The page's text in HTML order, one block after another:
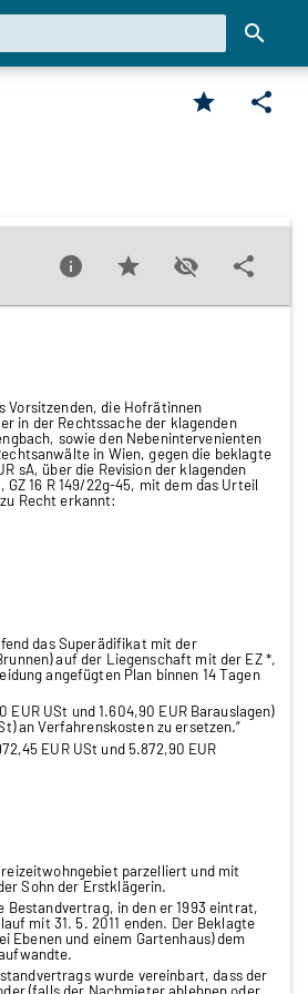
search
star share
info star visibility_off share
Vorsitzenden, die Hofrätinnen
in der Rechtssache der klagenden
sowie den Nebenintervenienten
in Wien, gegen die beklagte
sA, über die Revision der klagenden
16 R 149/22g-45, mit dem das Urteil
Recht erkannt:
das Superädifikat mit der
auf der Liegenschaft mit der EZ *,
angefügten Plan binnen 14 Tagen
EUR USt und 1.604,90 EUR Barauslagen)
an Verfahrenskosten zu ersetzen.“
EUR USt und 5.872,90 EUR
parzelliert und mit
Sohn der Erstklägerin.
Bestandvertrag, in den er 1993 eintrat,
mit 31. 5. 2011 enden. Der Beklagte
und einem Gartenhaus) dem
wurde vereinbart, dass der